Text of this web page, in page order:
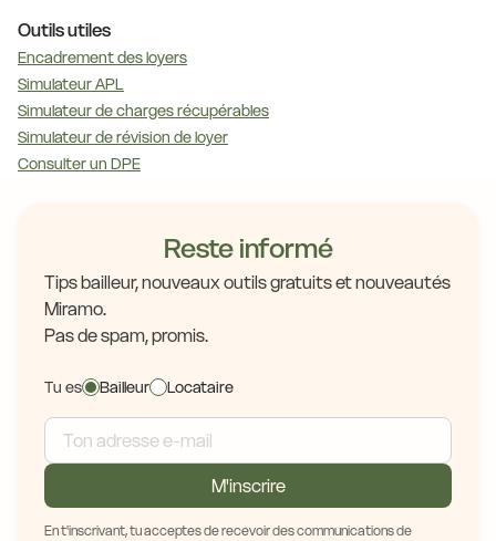
Outils utiles
Encadrement des loyers
Simulateur APL
Simulateur de charges récupérables
Simulateur de révision de loyer
Consulter un DPE
Reste informé
Tips bailleur, nouveaux outils gratuits et nouveautés
Miramo.
Pas de spam, promis.
Tu es Bailleur Locataire
M'inscrire
En t'inscrivant, tu acceptes de recevoir des communications de